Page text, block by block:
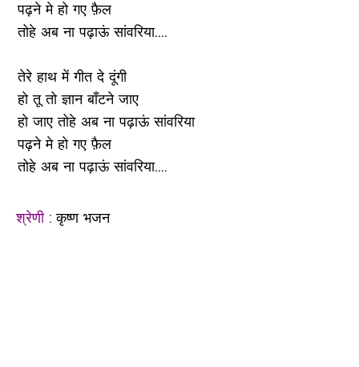
पढ़ने मे हो गए फ़ैल
तोहे अब ना पढ़ाऊं सांवरिया....
तेरे हाथ में गीत दे दूंगी
हो तू तो ज्ञान बाँटने जाए
हो जाए तोहे अब ना पढ़ाऊं सांवरिया
पढ़ने मे हो गए फ़ैल
तोहे अब ना पढ़ाऊं सांवरिया....
श्रेणी :कृष्ण भजन